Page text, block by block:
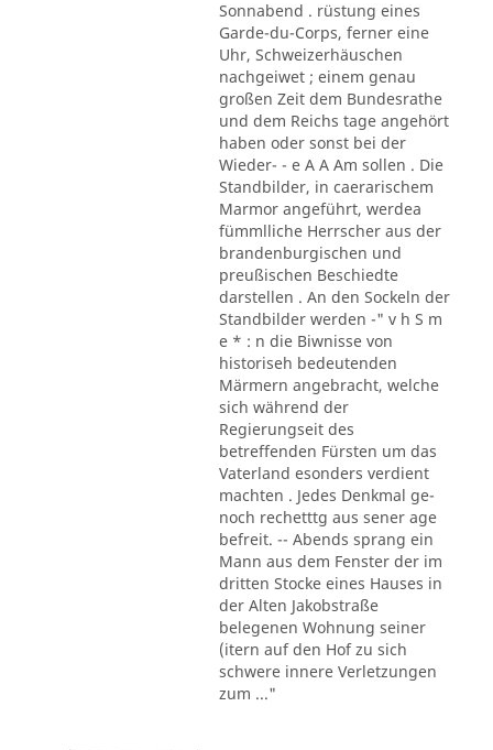
Sonnabend . rüstung eines
Garde-du-Corps, ferner eine
Uhr, Schweizerhäuschen
nachgeiwet ; einem genau
großen Zeit dem Bundesrathe
und dem Reichs tage angehört
haben oder sonst bei der
Wieder- - e A A Am sollen . Die
Standbilder, in caerarischem
Marmor angeführt, werdea
fümmlliche Herrscher aus der
brandenburgischen und
preußischen Beschiedte
darstellen . An den Sockeln der
Standbilder werden -" v h S m
e * : n die Biwnisse von
historiseh bedeutenden
Märmern angebracht, welche
sich während der
Regierungseit des
betreffenden Fürsten um das
Vaterland esonders verdient
machten . Jedes Denkmal ge-
noch rechetttg aus sener age
befreit. -- Abends sprang ein
Mann aus dem Fenster der im
dritten Stocke eines Hauses in
der Alten Jakobstraße
belegenen Wohnung seiner
(itern auf den Hof zu sich
schwere innere Verletzungen
zum ..."